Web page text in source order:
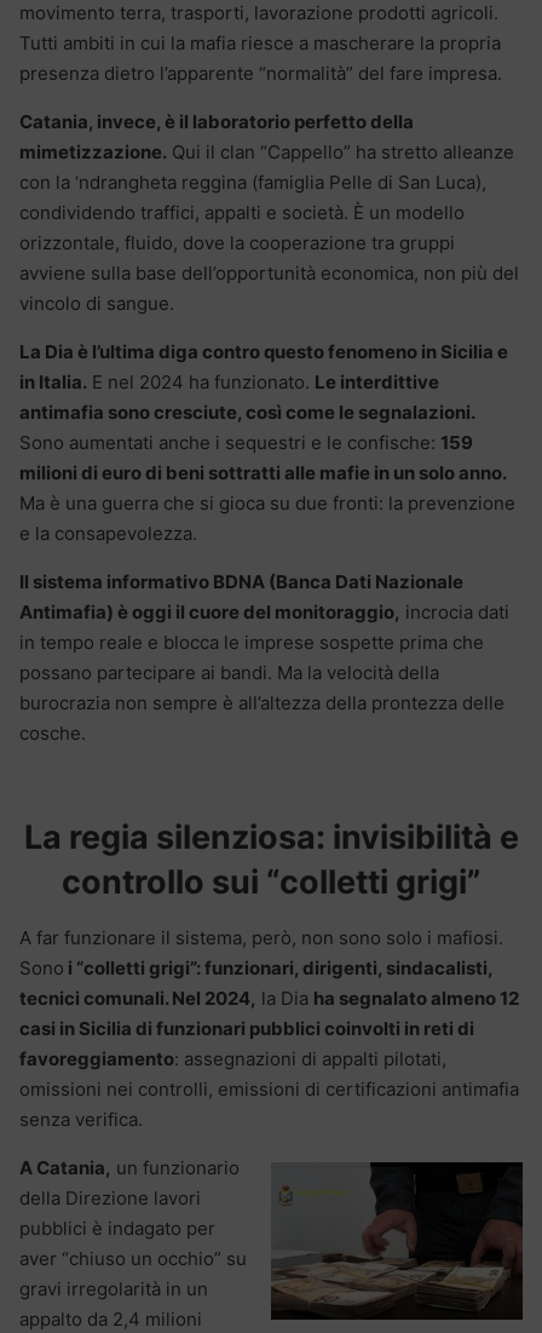
movimento terra, trasporti, lavorazione prodotti agricoli.
Tutti ambiti in cui la mafia riesce a mascherare la propria
presenza dietro l’apparente “normalità” del fare impresa.
Catania, invece, è il laboratorio perfetto della
mimetizzazione. Qui il clan “Cappello” ha stretto alleanze
con la ‘ndrangheta reggina (famiglia Pelle di San Luca),
condividendo traffici, appalti e società. È un modello
orizzontale, fluido, dove la cooperazione tra gruppi
avviene sulla base dell’opportunità economica, non più del
vincolo di sangue.
La Dia è l’ultima diga contro questo fenomeno in Sicilia e
in Italia. E nel 2024 ha funzionato. Le interdittive
antimafia sono cresciute, così come le segnalazioni.
Sono aumentati anche i sequestri e le confische: 159
milioni di euro di beni sottratti alle mafie in un solo anno.
Ma è una guerra che si gioca su due fronti: la prevenzione
e la consapevolezza.
Il sistema informativo BDNA (Banca Dati Nazionale
Antimafia) è oggi il cuore del monitoraggio, incrocia dati
in tempo reale e blocca le imprese sospette prima che
possano partecipare ai bandi. Ma la velocità della
burocrazia non sempre è all’altezza della prontezza delle
cosche.
La regia silenziosa: invisibilità e
controllo sui “colletti grigi”
A far funzionare il sistema, però, non sono solo i mafiosi.
Sono i “colletti grigi”: funzionari, dirigenti, sindacalisti,
tecnici comunali. Nel 2024, la Dia ha segnalato almeno 12
casi in Sicilia di funzionari pubblici coinvolti in reti di
favoreggiamento: assegnazioni di appalti pilotati,
omissioni nei controlli, emissioni di certificazioni antimafia
senza verifica.
A Catania, un funzionario
della Direzione lavori
pubblici è indagato per
aver “chiuso un occhio” su
gravi irregolarità in un
appalto da 2,4 milioni